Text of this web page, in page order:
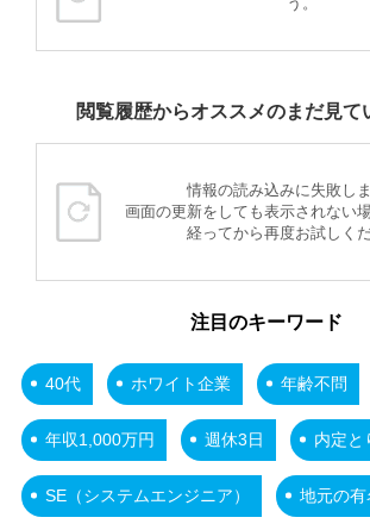
閲覧履歴からオススメのまだ見て
情報の読み込みに失敗しま
画面の更新をしても表示されない
経ってから再度お試しくだ
注目のキーワード
40代 ホワイト企業 年齢不問
年収1,000万円 週休3日 内定と
SE（システムエンジニア） 地元の有